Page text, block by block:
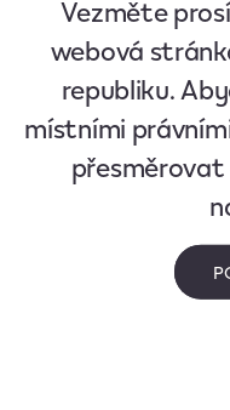
Vezměte
webová
republiku.
místními
přesměrovat